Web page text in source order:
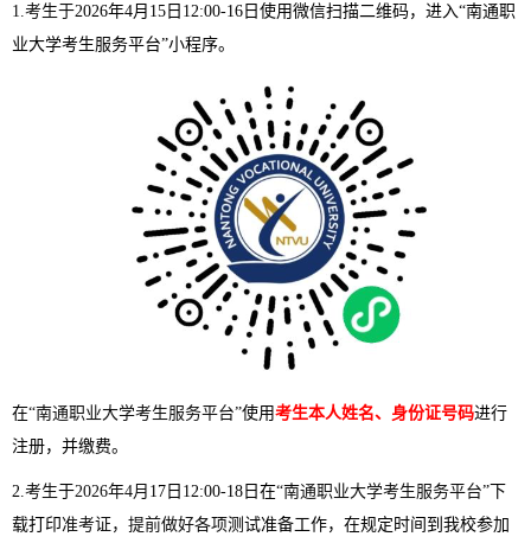
1. 考生于2026年4月 15 日 12:00-16 日 使用微信扫描二维码，进入“南通职
业大学考生服务平台”小程序。
在“南通职业大学考生服务平台”使用考生本人姓名、身份证号码进行
注册，并缴费。
2. 考生于2026年4月 17 日 12:00-18 日 在“南通职业大学考生服务平台”下
载打印准考证，提前做好各项测试准备工作，在规定时间到我校参加